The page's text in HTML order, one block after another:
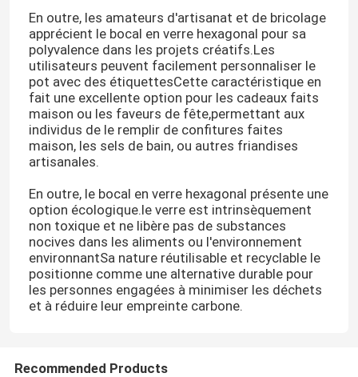
En outre, les amateurs d'artisanat et de bricolage
apprécient le bocal en verre hexagonal pour sa
polyvalence dans les projets créatifs.Les
utilisateurs peuvent facilement personnaliser le
pot avec des étiquettesCette caractéristique en
fait une excellente option pour les cadeaux faits
maison ou les faveurs de fête,permettant aux
individus de le remplir de confitures faites
maison, les sels de bain, ou autres friandises
artisanales.
En outre, le bocal en verre hexagonal présente une
option écologique.le verre est intrinsèquement
non toxique et ne libère pas de substances
nocives dans les aliments ou l'environnement
environnantSa nature réutilisable et recyclable le
positionne comme une alternative durable pour
les personnes engagées à minimiser les déchets
et à réduire leur empreinte carbone.
Recommended Products